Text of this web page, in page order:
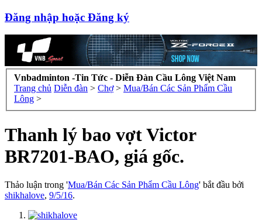
Đăng nhập hoặc Đăng ký
Vnbadminton -Tin Tức - Diễn Đàn Cầu Lông Việt Nam
Trang chủ Diễn đàn > Chợ > Mua/Bán Các Sản Phẩm Cầu
Lông >
Thanh lý bao vợt Victor
BR7201-BAO, giá gốc.
Thảo luận trong 'Mua/Bán Các Sản Phẩm Cầu Lông' bắt đầu bởi
shikhalove, 9/5/16.